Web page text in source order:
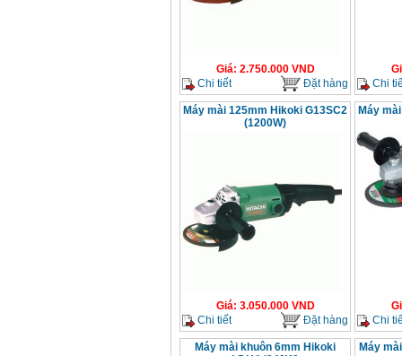
Giá: 2.750.000VND
Chi tiết
Đặt hàng
Chi
Máy mài 125mm Hikoki G13SC2
(1200W)
Giá: 3.050.000VND
Chi tiết
Đặt hàng
Máy
Chi
Máy mài khuôn 6mm Hikoki
Máy